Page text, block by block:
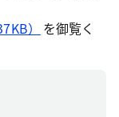
）
を御覧く